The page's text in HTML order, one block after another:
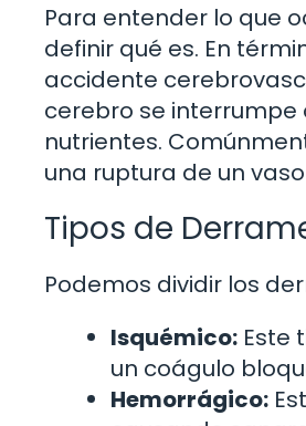
Para entender lo que
definir qué es. En
accidente
cerebro se interrumpe
nutrientes.
una ruptura de un
Tipos de
Podemos dividir los
Isquémico: Este
un coágulo
Hemorrágico: